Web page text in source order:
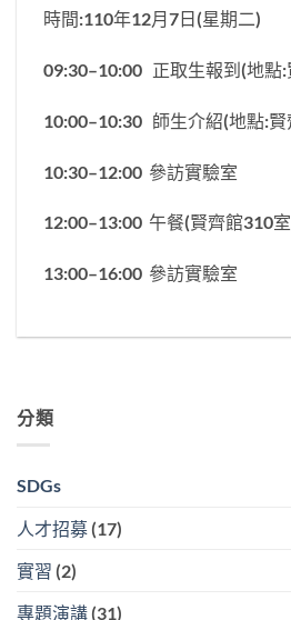
時間:110年12月7日(星期二)
09:30–10:00 正取生報到(地點:
10:00–10:30 師生介紹(地點:賢
10:30–12:00 參訪實驗室
12:00–13:00 午餐(賢齊館310
13:00–16:00 參訪實驗室
分類
SDGs
人才招募 (17)
實習 (2)
專題演講 (31)